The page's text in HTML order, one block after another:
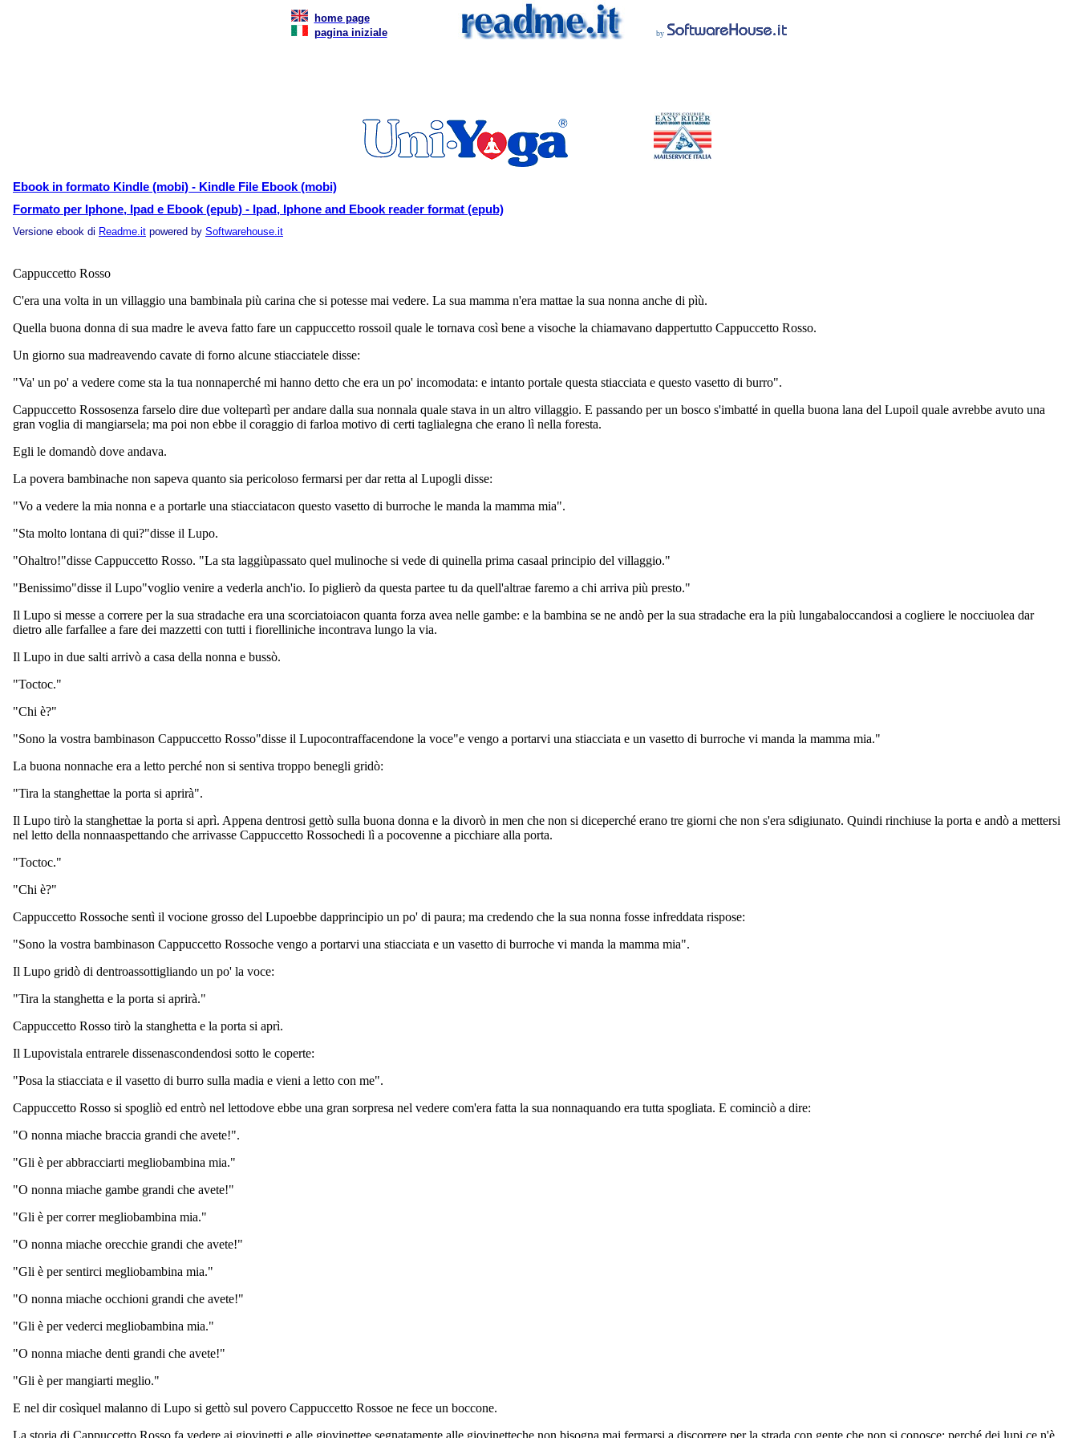
home page
pagina iniziale
by
Ebook in formato Kindle (mobi) - Kindle File Ebook (mobi)
Formato per Iphone, Ipad e Ebook (epub) - Ipad, Iphone and Ebook reader format (epub)
Versione ebook di Readme.it powered by Softwarehouse.it
Cappuccetto Rosso
C'era una volta in un villaggio una bambinala più carina che si potesse mai vedere. La sua mamma n'era mattae la sua nonna anche di pìù.
Quella buona donna di sua madre le aveva fatto fare un cappuccetto rossoil quale le tornava così bene a visoche la chiamavano dappertutto Cappuccetto Rosso.
Un giorno sua madreavendo cavate di forno alcune stiacciatele disse:
"Va' un po' a vedere come sta la tua nonnaperché mi hanno detto che era un po' incomodata: e intanto portale questa stiacciata e questo vasetto di burro".
Cappuccetto Rossosenza farselo dire due voltepartì per andare dalla sua nonnala quale stava in un altro villaggio. E passando per un bosco s'imbatté in quella buona lana del Lupoil quale avrebbe avuto una
gran voglia di mangiarsela; ma poi non ebbe il coraggio di farloa motivo di certi taglialegna che erano lì nella foresta.
Egli le domandò dove andava.
La povera bambinache non sapeva quanto sia pericoloso fermarsi per dar retta al Lupogli disse:
"Vo a vedere la mia nonna e a portarle una stiacciatacon questo vasetto di burroche le manda la mamma mia".
"Sta molto lontana di qui?"disse il Lupo.
"Ohaltro!"disse Cappuccetto Rosso. "La sta laggiùpassato quel mulinoche si vede di quinella prima casaal principio del villaggio."
"Benissimo"disse il Lupo"voglio venire a vederla anch'io. Io piglierò da questa partee tu da quell'altrae faremo a chi arriva più presto."
Il Lupo si messe a correre per la sua stradache era una scorciatoiacon quanta forza avea nelle gambe: e la bambina se ne andò per la sua stradache era la più lungabaloccandosi a cogliere le nocciuolea dar
dietro alle farfallee a fare dei mazzetti con tutti i fiorelliniche incontrava lungo la via.
Il Lupo in due salti arrivò a casa della nonna e bussò.
"Toctoc."
"Chi è?"
"Sono la vostra bambinason Cappuccetto Rosso"disse il Lupocontraffacendone la voce"e vengo a portarvi una stiacciata e un vasetto di burroche vi manda la mamma mia."
La buona nonnache era a letto perché non si sentiva troppo benegli gridò:
"Tira la stanghettae la porta si aprirà".
Il Lupo tirò la stanghettae la porta si aprì. Appena dentrosi gettò sulla buona donna e la divorò in men che non si diceperché erano tre giorni che non s'era sdigiunato. Quindi rinchiuse la porta e andò a mettersi
nel letto della nonnaaspettando che arrivasse Cappuccetto Rossochedi lì a pocovenne a picchiare alla porta.
"Toctoc."
"Chi è?"
Cappuccetto Rossoche sentì il vocione grosso del Lupoebbe dapprincipio un po' di paura; ma credendo che la sua nonna fosse infreddata rispose:
"Sono la vostra bambinason Cappuccetto Rossoche vengo a portarvi una stiacciata e un vasetto di burroche vi manda la mamma mia".
Il Lupo gridò di dentroassottigliando un po' la voce:
"Tira la stanghetta e la porta si aprirà."
Cappuccetto Rosso tirò la stanghetta e la porta si aprì.
Il Lupovistala entrarele dissenascondendosi sotto le coperte:
"Posa la stiacciata e il vasetto di burro sulla madia e vieni a letto con me".
Cappuccetto Rosso si spogliò ed entrò nel lettodove ebbe una gran sorpresa nel vedere com'era fatta la sua nonnaquando era tutta spogliata. E cominciò a dire:
"O nonna miache braccia grandi che avete!".
"Gli è per abbracciarti megliobambina mia."
"O nonna miache gambe grandi che avete!"
"Gli è per correr megliobambina mia."
"O nonna miache orecchie grandi che avete!"
"Gli è per sentirci megliobambina mia."
"O nonna miache occhioni grandi che avete!"
"Gli è per vederci megliobambina mia."
"O nonna miache denti grandi che avete!"
"Gli è per mangiarti meglio."
E nel dir cosìquel malanno di Lupo si gettò sul povero Cappuccetto Rossoe ne fece un boccone.